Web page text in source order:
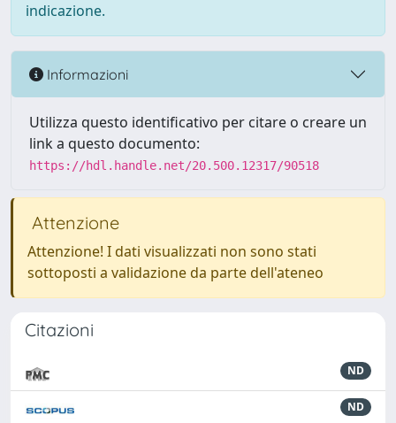
indicazione.
Informazioni
Utilizza questo identificativo per citare o creare un
link a questo documento:
https://hdl.handle.net/20.500.12317/90518
Attenzione
Attenzione! I dati visualizzati non sono stati
sottoposti a validazione da parte dell'ateneo
Citazioni
ND
ND